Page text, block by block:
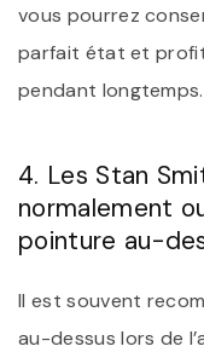
vous pourrez
parfait état et
pendant longtemps.
4. Les Stan
normalement
pointure au-
Il est souvent
au-dessus lors de